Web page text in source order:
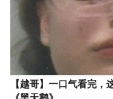
【越哥】一口气看完